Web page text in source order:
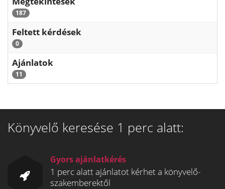
187
Feltett kérdések
0
Ajánlatok
11
Könyvelő keresése 1 perc alatt:
Gyors ajánlatkérés
1 perc alatt ajánlatot kérhet a könyvelő-
szakemberektől